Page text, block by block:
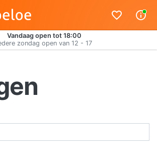
Vandaag open tot 18:00
zondag open van 12 - 17